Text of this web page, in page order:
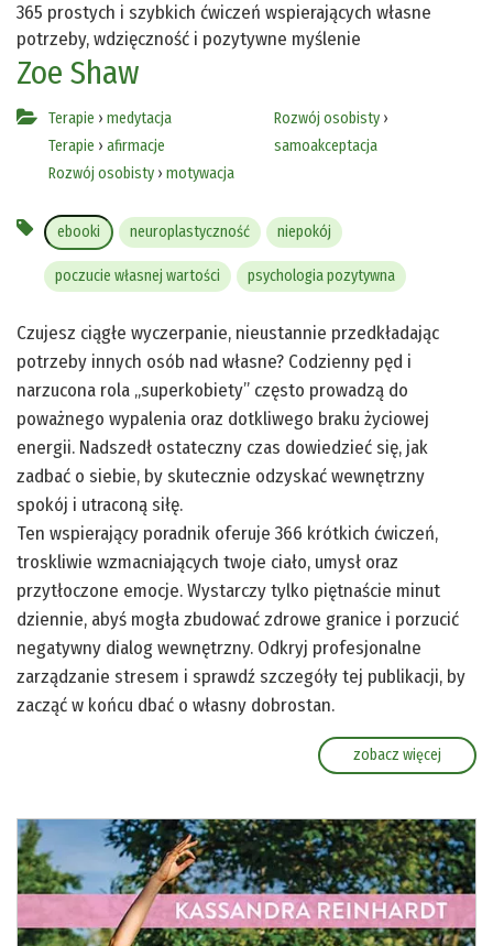
365 prostych i szybkich ćwiczeń wspierających własne
potrzeby, wdzięczność i pozytywne myślenie
Zoe Shaw
Terapie › medytacja
Terapie › afirmacje
Rozwój osobisty › motywacja
Rozwój osobisty›
samoakceptacja
ebooki neuroplastyczność niepokój
poczucie własnej wartości psychologia pozytywna
Czujesz ciągłe wyczerpanie, nieustannie przedkładając
potrzeby innych osób nad własne? Codzienny pęd i
narzucona rola „superkobiety” często prowadzą do
poważnego wypalenia oraz dotkliwego braku życiowej
energii. Nadszedł ostateczny czas dowiedzieć się, jak
zadbać o siebie, by skutecznie odzyskać wewnętrzny
spokój i utraconą siłę.
Ten wspierający poradnik oferuje 366 krótkich ćwiczeń,
troskliwie wzmacniających twoje ciało, umysł oraz
przytłoczone emocje. Wystarczy tylko piętnaście minut
dziennie, abyś mogła zbudować zdrowe granice i porzucić
negatywny dialog wewnętrzny. Odkryj profesjonalne
zarządzanie stresem i sprawdź szczegóły tej publikacji, by
zacząć w końcu dbać o własny dobrostan.
zobacz więcej